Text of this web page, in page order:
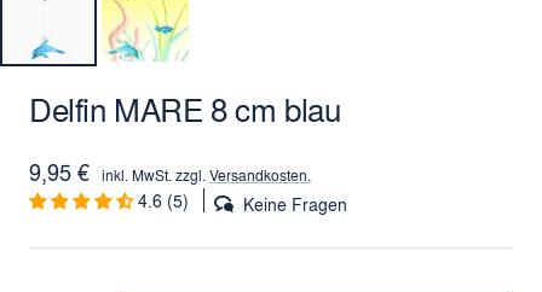
Delfin MARE 8 cm blau
Angebotspreis
9,95 € inkl. MwSt. zzgl. Versandkosten.
4.6 (5) Keine Fragen